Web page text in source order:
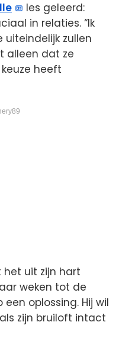
les geleerd:
in relaties. “Ik
zullen
alleen dat ze
heeft
uit zijn hart
weken tot de
oplossing. Hij wil
zijn bruiloft intact